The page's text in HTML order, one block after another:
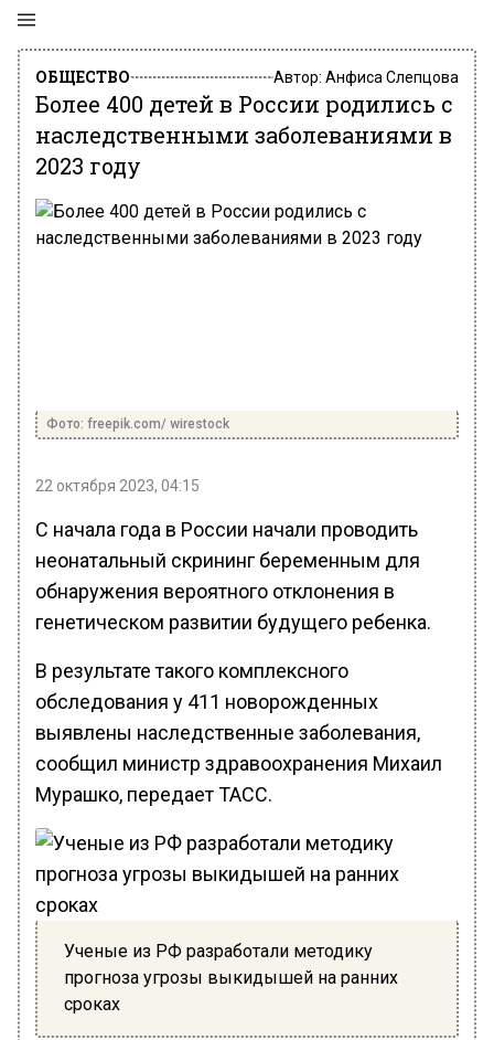
ОБЩЕСТВО Автор: Анфиса Слепцова
Более 400 детей в России родились с
наследственными заболеваниями в
2023 году
Фото: freepik.com/ wirestock
22 октября 2023, 04:15
С начала года в России начали проводить
неонатальный скрининг беременным для
обнаружения вероятного отклонения в
генетическом развитии будущего ребенка.
В результате такого комплексного
обследования у 411 новорожденных
выявлены наследственные заболевания,
сообщил министр здравоохранения Михаил
Мурашко, передает ТАСС.
Ученые из РФ разработали методику
прогноза угрозы выкидышей на ранних
сроках